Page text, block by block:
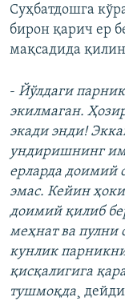
Суҳбатдошга
бирон қарич ер
мақсадида
- Йўлдаги
экилмаган.
экади энди!
ундиришнинг
ерларда доимий
эмас. Кейин
доимий қилиб
меҳнат ва пулни
кунлик
қисқалигига
тушмоқда¸